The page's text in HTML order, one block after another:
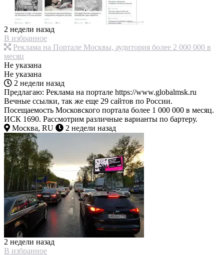
2 недели назад
В избранное
Реклама на Портале Москвы, аудитория более 2 000 000 в
месяц
Не указана
Не указана
2 недели назад
Предлагаю: Реклама на портале https://www.globalmsk.ru
Вечные ссылки, так же еще 29 сайтов по России.
Посещаемость Московского портала более 1 000 000 в месяц.
ИСК 1690. Рассмотрим различные варианты по бартеру.
Москва, RU
2 недели назад
2 недели назад
В избранное